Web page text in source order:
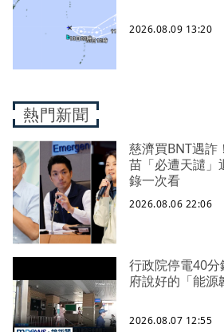
2026.08.09 13:20
熱門新聞
慈濟買BNT遇詐
苗「必遭天譴
錄一次看
2026.08.06 22:06
行政院停電40
府說好的「能源
2026.08.07 12:55